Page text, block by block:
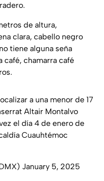
de altura,
clara, cabello negro
tiene alguna seña
café, chamarra café
a una menor de 17
Altair Montalvo
el día 4 de enero de
Cuauhtémoc
January 5, 2025